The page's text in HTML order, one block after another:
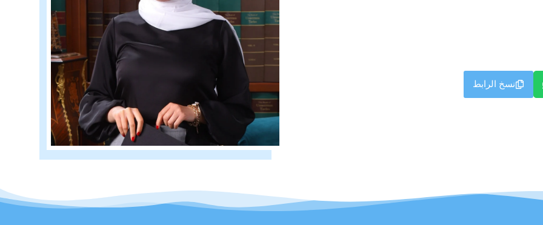
نسخ الرابط